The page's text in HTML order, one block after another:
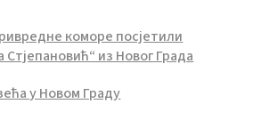
коморе посјетили
Стјепановић“ из Новог Града
у Новом Граду